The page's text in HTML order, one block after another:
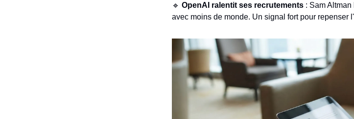
🔹 OpenAI ralentit ses recrutements : Sam
avec moins de monde. Un signal fort pour repenser